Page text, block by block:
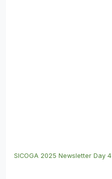
SICOGA 2025 Newsletter Day 4